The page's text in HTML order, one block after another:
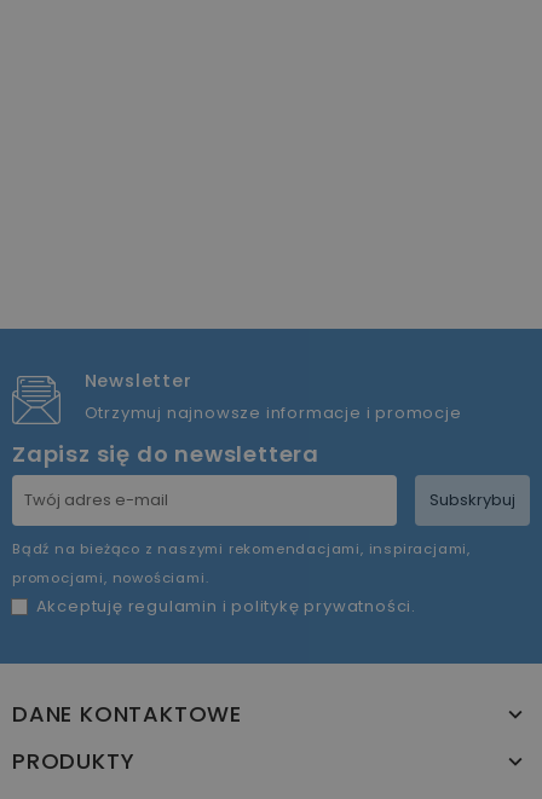
Newsletter
Otrzymuj najnowsze informacje i promocje
Zapisz się do newslettera
Subskrybuj
Bądź na bieżąco z naszymi rekomendacjami, inspiracjami,
promocjami, nowościami.
Akceptuję regulamin i politykę prywatności.
DANE KONTAKTOWE
PRODUKTY